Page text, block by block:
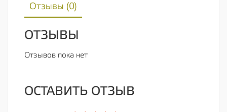
Отзывы (0)
ОТЗЫВЫ
Отзывов пока нет
ОСТАВИТЬ ОТЗЫВ